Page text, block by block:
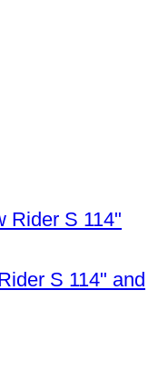
S 114" and